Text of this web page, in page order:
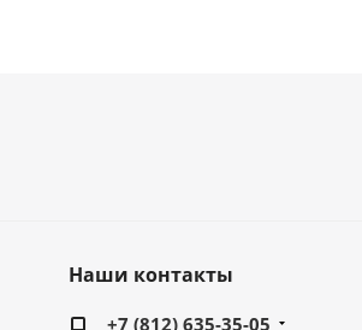
Наши контакты
+7 (812) 635-35-05